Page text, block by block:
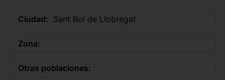
Ciudad: Sant Boi de Llobregat
Zona:
Otras poblaciones: